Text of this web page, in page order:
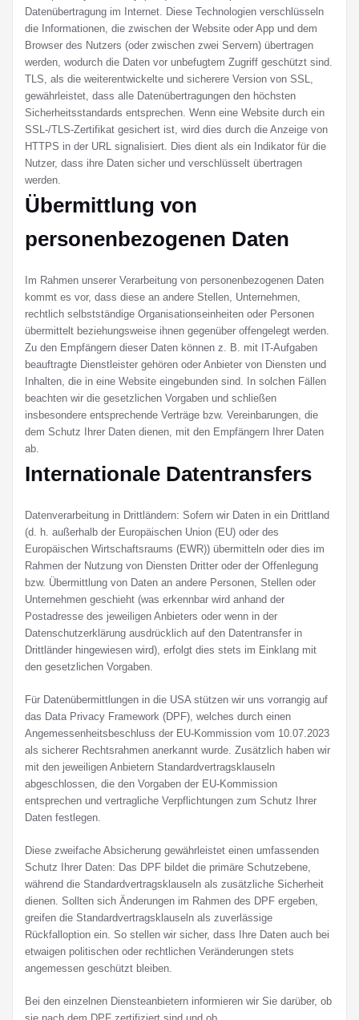
Datenübertragung im Internet. Diese Technologien verschlüsseln
die Informationen, die zwischen der Website oder App und dem
Browser des Nutzers (oder zwischen zwei Servern) übertragen
werden, wodurch die Daten vor unbefugtem Zugriff geschützt sind.
TLS, als die weiterentwickelte und sicherere Version von SSL,
gewährleistet, dass alle Datenübertragungen den höchsten
Sicherheitsstandards entsprechen. Wenn eine Website durch ein
SSL-/TLS-Zertifikat gesichert ist, wird dies durch die Anzeige von
HTTPS in der URL signalisiert. Dies dient als ein Indikator für die
Nutzer, dass ihre Daten sicher und verschlüsselt übertragen
werden.
Übermittlung von
personenbezogenen Daten
Im Rahmen unserer Verarbeitung von personenbezogenen Daten
kommt es vor, dass diese an andere Stellen, Unternehmen,
rechtlich selbstständige Organisationseinheiten oder Personen
übermittelt beziehungsweise ihnen gegenüber offengelegt werden.
Zu den Empfängern dieser Daten können z. B. mit IT-Aufgaben
beauftragte Dienstleister gehören oder Anbieter von Diensten und
Inhalten, die in eine Website eingebunden sind. In solchen Fällen
beachten wir die gesetzlichen Vorgaben und schließen
insbesondere entsprechende Verträge bzw. Vereinbarungen, die
dem Schutz Ihrer Daten dienen, mit den Empfängern Ihrer Daten
ab.
Internationale Datentransfers
Datenverarbeitung in Drittländern: Sofern wir Daten in ein Drittland
(d. h. außerhalb der Europäischen Union (EU) oder des
Europäischen Wirtschaftsraums (EWR)) übermitteln oder dies im
Rahmen der Nutzung von Diensten Dritter oder der Offenlegung
bzw. Übermittlung von Daten an andere Personen, Stellen oder
Unternehmen geschieht (was erkennbar wird anhand der
Postadresse des jeweiligen Anbieters oder wenn in der
Datenschutzerklärung ausdrücklich auf den Datentransfer in
Drittländer hingewiesen wird), erfolgt dies stets im Einklang mit
den gesetzlichen Vorgaben.
Für Datenübermittlungen in die USA stützen wir uns vorrangig auf
das Data Privacy Framework (DPF), welches durch einen
Angemessenheitsbeschluss der EU-Kommission vom 10.07.2023
als sicherer Rechtsrahmen anerkannt wurde. Zusätzlich haben wir
mit den jeweiligen Anbietern Standardvertragsklauseln
abgeschlossen, die den Vorgaben der EU-Kommission
entsprechen und vertragliche Verpflichtungen zum Schutz Ihrer
Daten festlegen.
Diese zweifache Absicherung gewährleistet einen umfassenden
Schutz Ihrer Daten: Das DPF bildet die primäre Schutzebene,
während die Standardvertragsklauseln als zusätzliche Sicherheit
dienen. Sollten sich Änderungen im Rahmen des DPF ergeben,
greifen die Standardvertragsklauseln als zuverlässige
Rückfalloption ein. So stellen wir sicher, dass Ihre Daten auch bei
etwaigen politischen oder rechtlichen Veränderungen stets
angemessen geschützt bleiben.
Bei den einzelnen Diensteanbietern informieren wir Sie darüber, ob